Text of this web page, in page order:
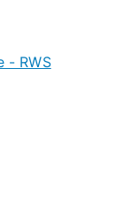
- RWS